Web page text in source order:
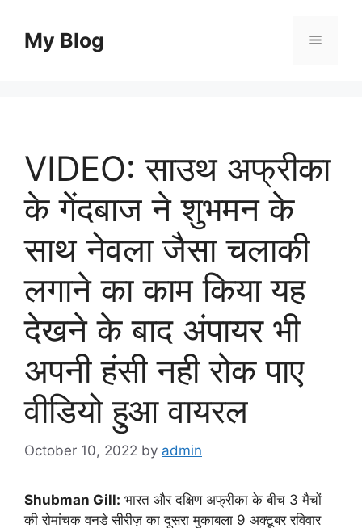
contentMy Blog Menu
VIDEO: साउथ अफ्रीका
के गेंदबाज ने शुभमन के
साथ नेवला जैसा चलाकी
लगाने का काम किया यह
देखने के बाद अंपायर भी
अपनी हंसी नही रोक पाए
वीडियो हुआ वायरल
October 10, 2022 by admin
Shubman Gill: भारत और दक्षिण अफ्रीका के बीच 3 मैचों
की रोमांचक वनडे सीरीज़ का दूसरा मुकाबला 9 अक्टूबर रविवार